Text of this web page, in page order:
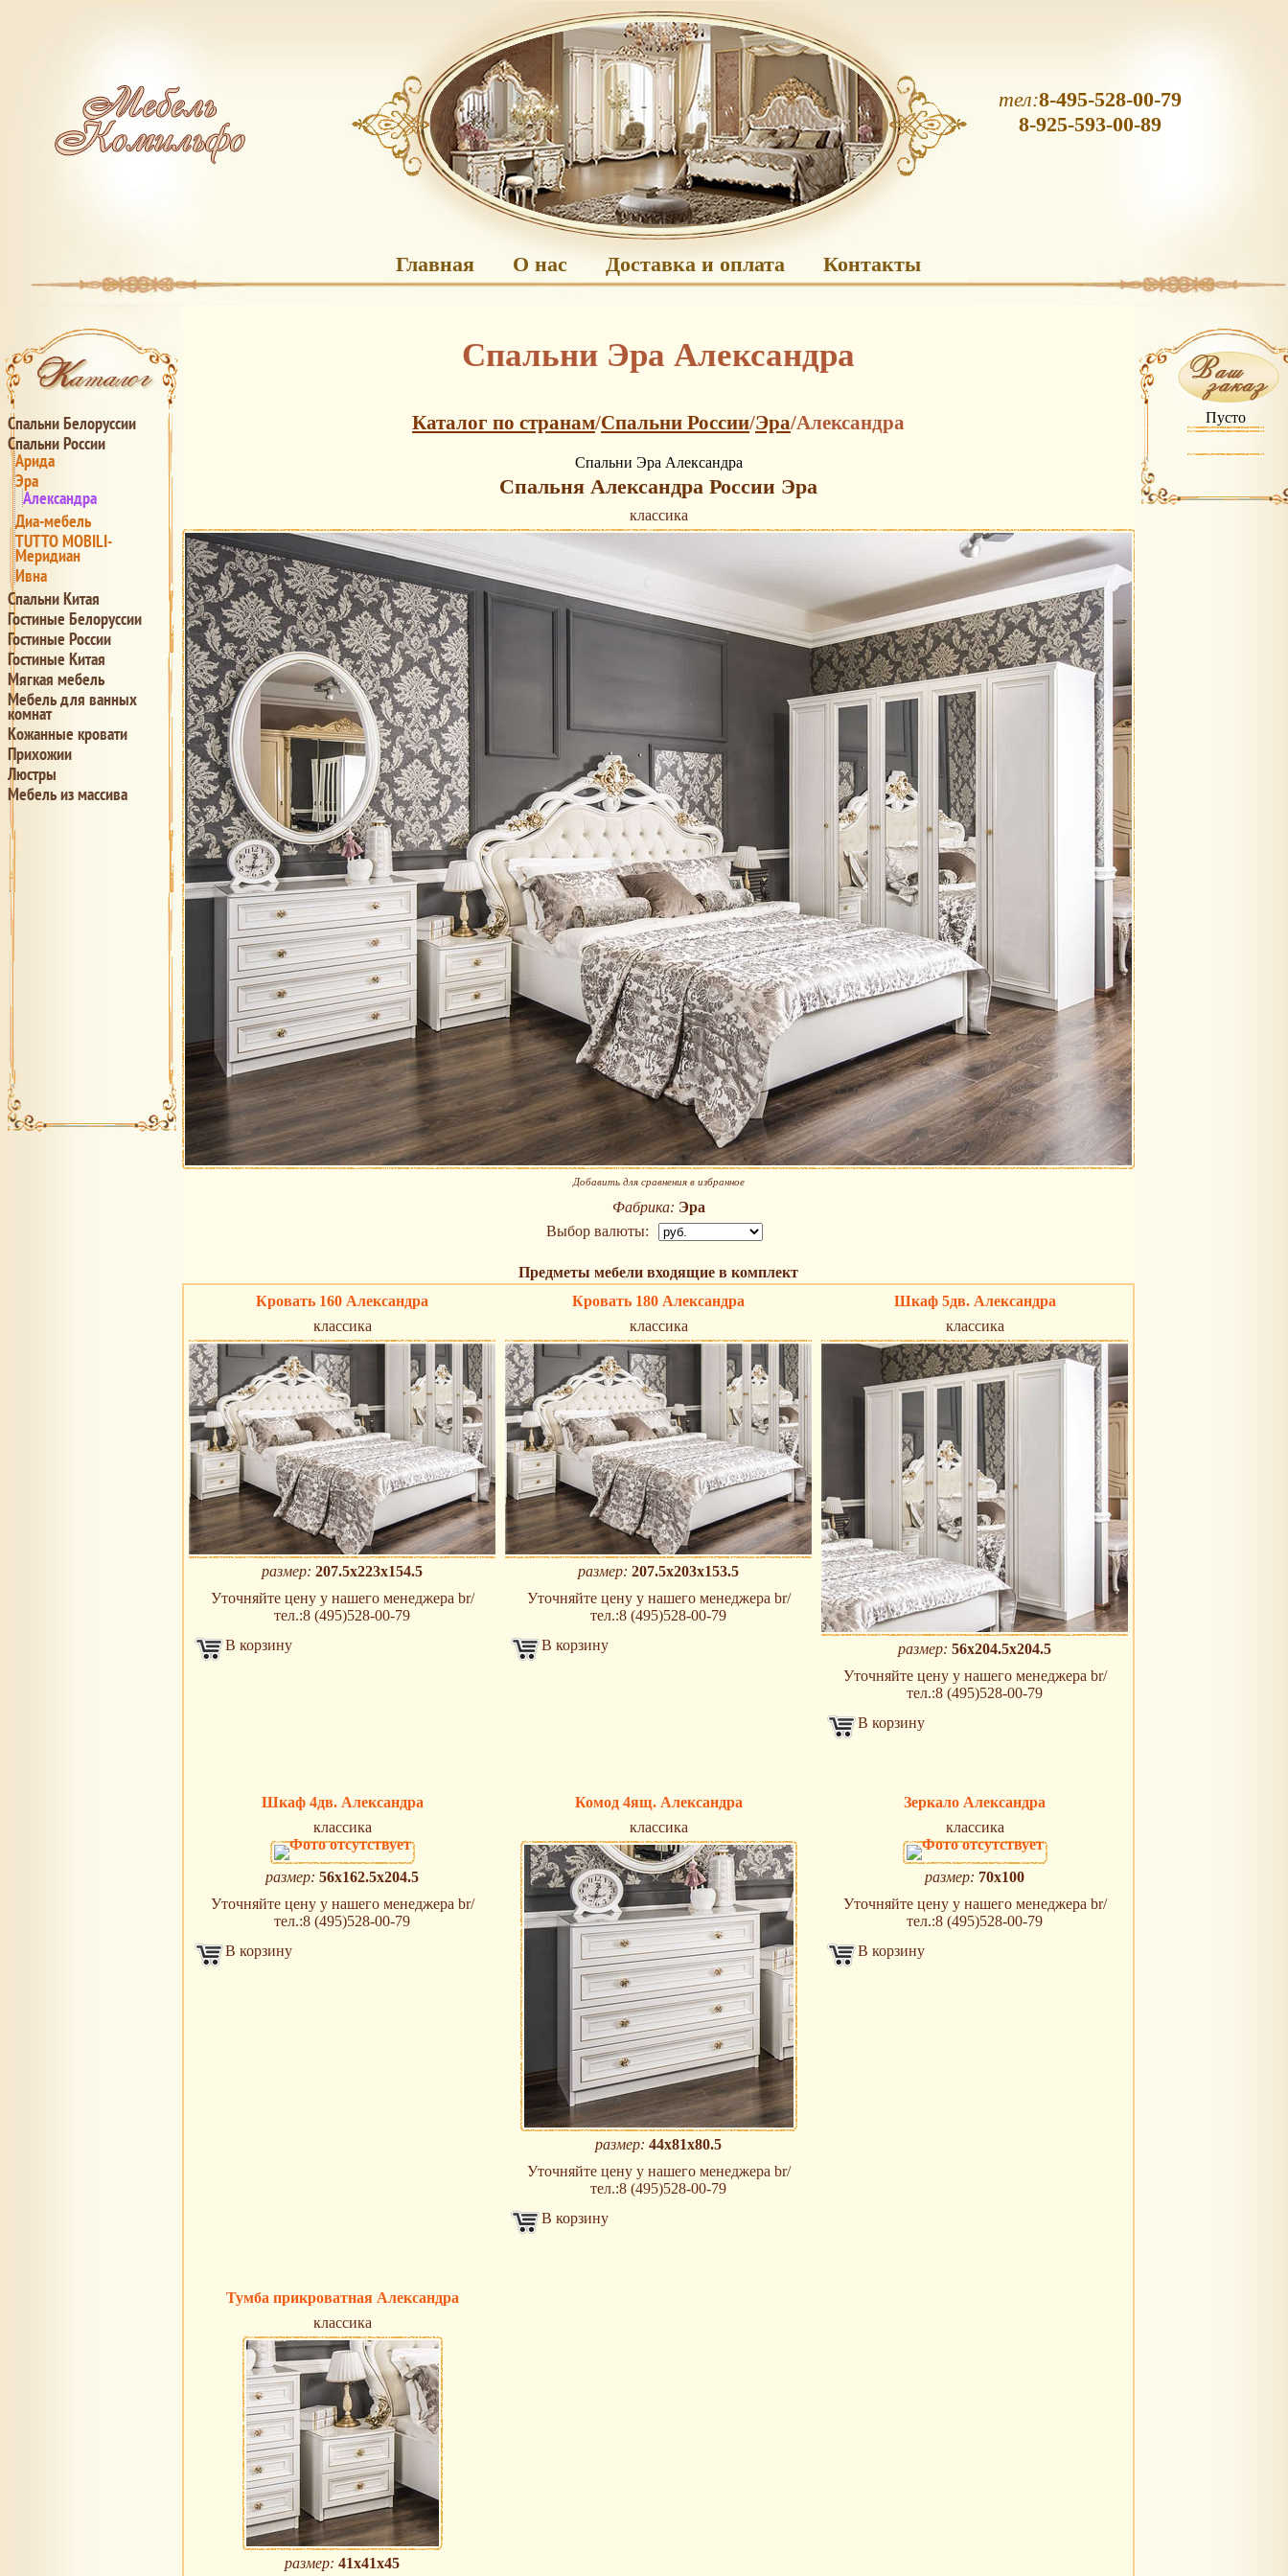
Главная О нас Доставка и оплата Контакты
тел:8-495-528-00-79
8-925-593-00-89
Спальни Белоруссии
Спальни России
Арида
Эра
Александра
Диа-мебель
TUTTO MOBILI-
Меридиан
Ивна
Спальни Китая
Гостиные Белоруссии
Гостиные России
Гостиные Китая
Мягкая мебель
Мебель для ванных
комнат
Кожанные кровати
Прихожии
Люстры
Мебель из массива
Спальни Эра Александра
Каталог по странам/Спальни России/Эра/Александра
Спальни Эра Александра
Спальня Александра России Эра
классика
Добавить для сравнения в избранное
Фабрика: Эра
Выбор валюты:
Предметы мебели входящие в комплект
Кровать 160 Александра
классика
размер: 207.5x223x154.5
Уточняйте цену у нашего менеджера br/
тел.:8 (495)528-00-79
В корзину
Кровать 180 Александра
классика
размер: 207.5x203x153.5
Уточняйте цену у нашего менеджера br/
тел.:8 (495)528-00-79
В корзину
Шкаф 5дв. Александра
классика
размер: 56x204.5x204.5
Уточняйте цену у нашего менеджера br/
тел.:8 (495)528-00-79
В корзину
Шкаф 4дв. Александра
классика
размер: 56x162.5x204.5
Уточняйте цену у нашего менеджера br/
тел.:8 (495)528-00-79
В корзину
Комод 4ящ. Александра
классика
размер: 44x81x80.5
Уточняйте цену у нашего менеджера br/
тел.:8 (495)528-00-79
В корзину
Зеркало Александра
классика
размер: 70x100
Уточняйте цену у нашего менеджера br/
тел.:8 (495)528-00-79
В корзину
Тумба прикроватная Александра
классика
размер: 41x41x45
Пусто